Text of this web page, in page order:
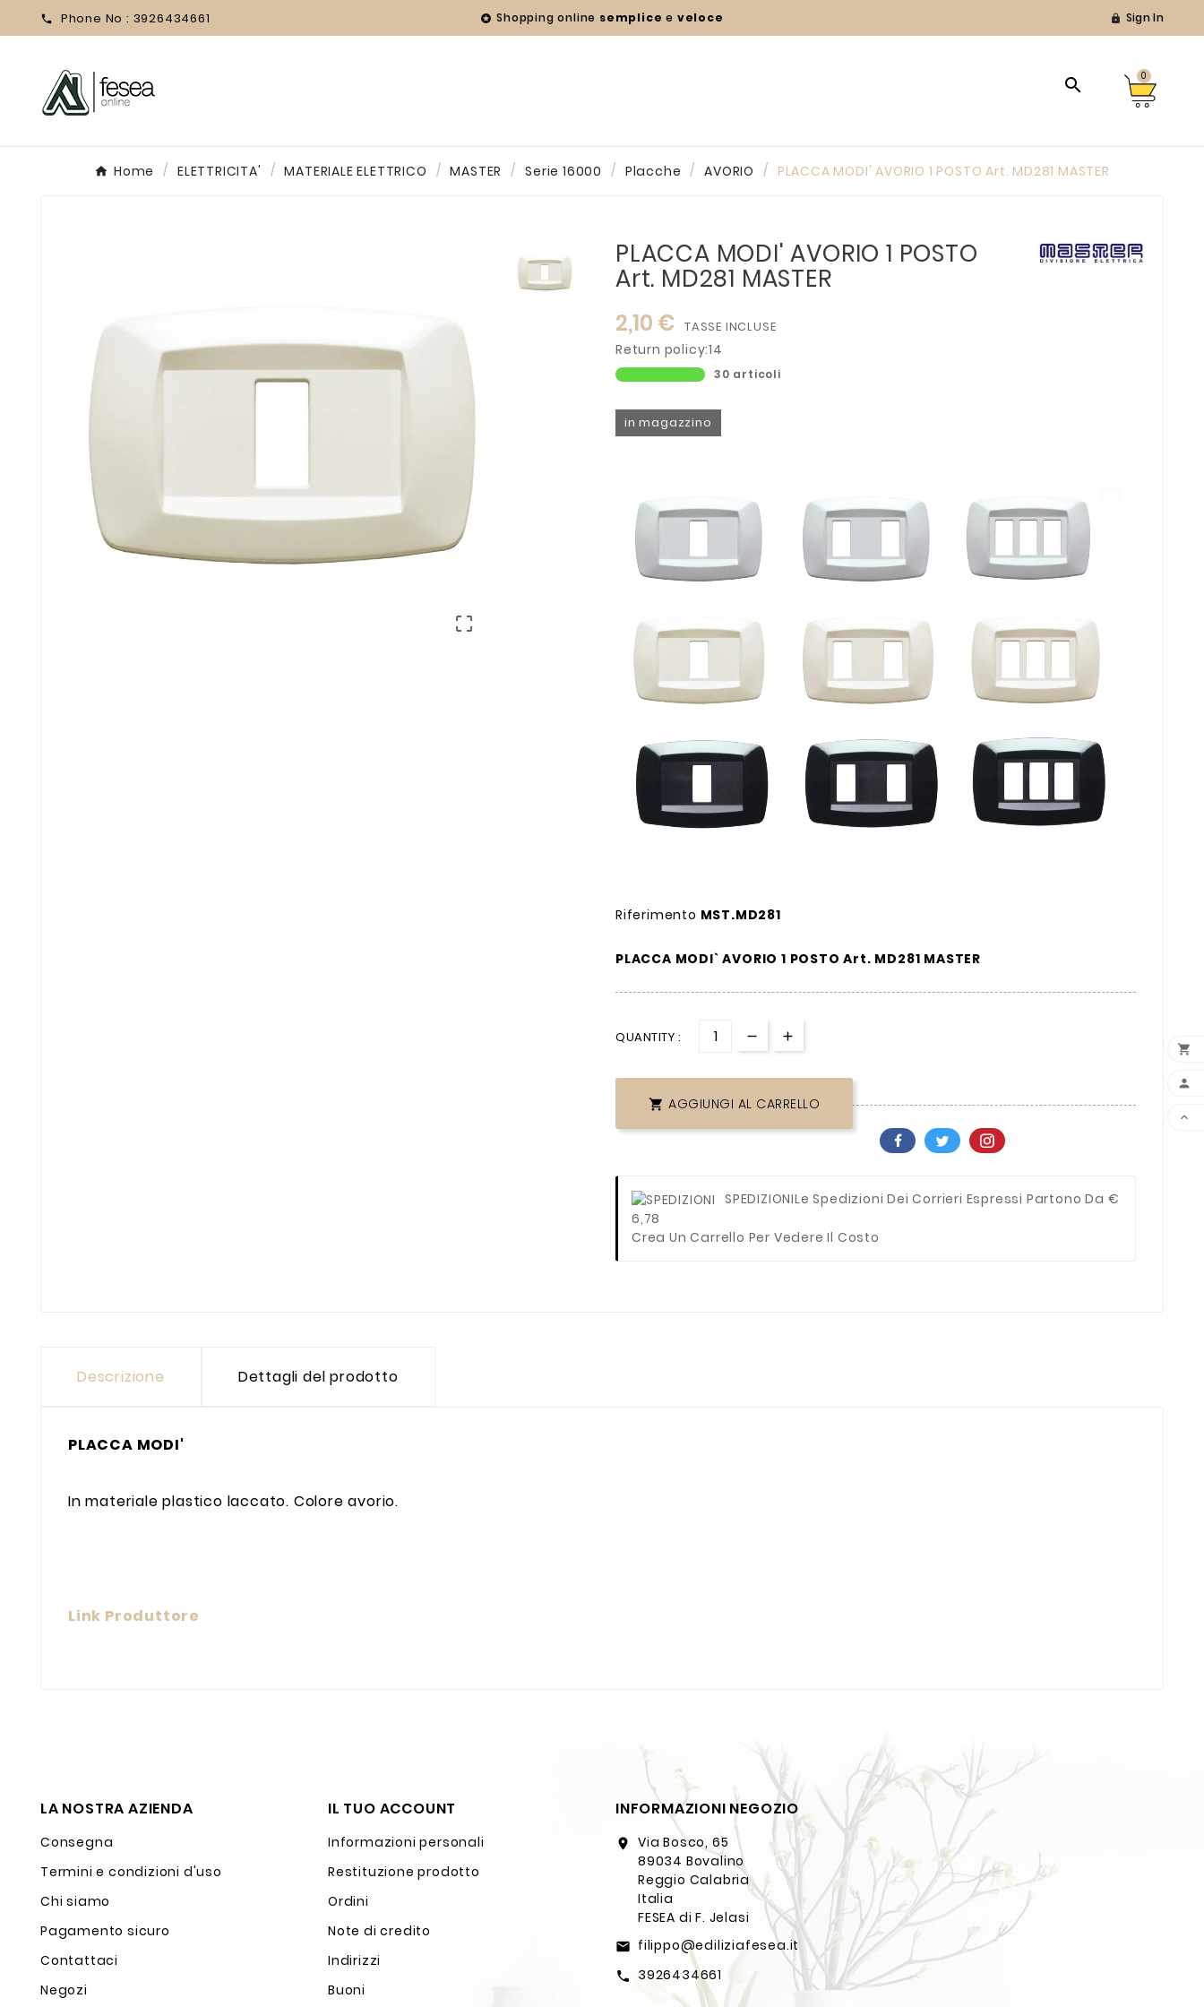
 Phone No : 3926434661  Shopping online semplice e veloce  Sign In
 0
Home ELETTRICITA' MATERIALE ELETTRICO MASTER Serie 16000 Placche AVORIO PLACCA MODI' AVORIO 1 POSTO Art. MD281 MASTER

PLACCA MODI' AVORIO 1 POSTO
Art. MD281 MASTER
2,10 € TASSE INCLUSE
Return policy:14
30 articoli
in magazzino
Riferimento MST.MD281
PLACCA MODI` AVORIO 1 POSTO Art. MD281 MASTER
QUANTITY :
 AGGIUNGI AL CARRELLO
SPEDIZIONILe Spedizioni Dei Corrieri Espressi Partono Da €
6,78
Crea Un Carrello Per Vedere Il Costo
Descrizione Dettagli del prodotto
PLACCA MODI'
In materiale plastico laccato. Colore avorio.
Link Produttore
LA NOSTRA AZIENDA
Consegna
Termini e condizioni d'uso
Chi siamo
Pagamento sicuro
Contattaci
Negozi
IL TUO ACCOUNT
Informazioni personali
Restituzione prodotto
Ordini
Note di credito
Indirizzi
Buoni
INFORMAZIONI NEGOZIO
location_on
Via Bosco, 65
89034 Bovalino
Reggio Calabria
Italia
FESEA di F. Jelasi
email filippo@ediliziafesea.it
call 3926434661


